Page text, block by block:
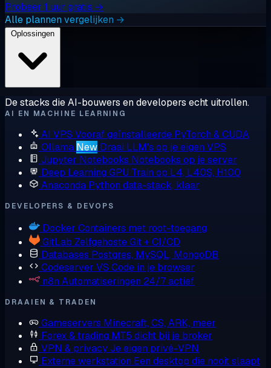
Probeer 1 uur gratis →
Alle plannen vergelijken →
De stacks die AI-bouwers en developers echt uitrollen.
AI EN MACHINE LEARNING
AI VPS Vooraf geïnstalleerde PyTorch & CUDA
Ollama New Draai LLM's op je eigen VPS
Jupyter Notebooks Notebooks op je server
Deep Learning GPU Train op L4, L40S, H100
Anaconda Python data-stack, klaar
DEVELOPERS & DEVOPS
Docker Containers met root-toegang
GitLab Zelfgehoste Git + CI/CD
Databases Postgres, MySQL, MongoDB
Codeserver VS Code in je browser
n8n Automatiseringen 24/7 actief
DRAAIEN & TRADEN
Gameservers Minecraft, CS, ARK, meer
Forex & trading MT5 dicht bij je broker
VPN & privacyJe eigen privé-VPN
Externe werkstation Een desktop die nooit slaapt